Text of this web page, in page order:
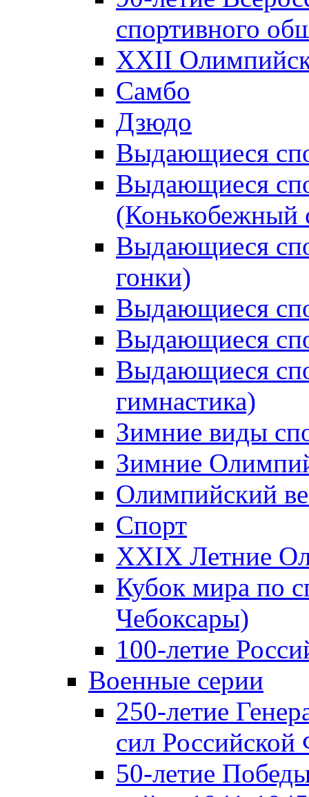
спортивного
XXII
Самбо
Дзюдо
Выдающиеся
Выдающиеся
(Конькобежный
Выдающиеся
гонки)
Выдающиеся
Выдающиеся
Выдающиеся
гимнастика)
Зимние виды
Зимние
Олимпийский
Спорт
XXIX Летние
Кубок мира по
Чебоксары)
100-летие
Военные серии
250-летие
сил Российской
50-летие